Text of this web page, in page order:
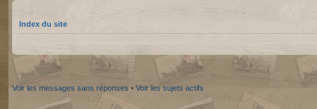
Index du site
Voir les messages sans réponses • Voir les sujets actifs